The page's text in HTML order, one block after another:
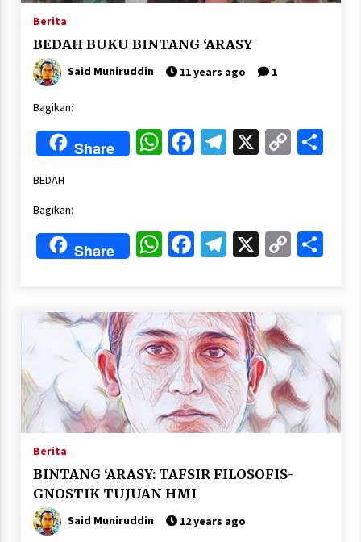
Berita
BEDAH BUKU BINTANG ‘ARASY
Said Muniruddin 11 years ago 1
Bagikan:
Share WhatsApp
Facebook
Telegram
X Copy
BEDAH
Bagikan:
Share WhatsApp
Facebook
Telegram
X Copy
Berita
BINTANG ‘ARASY: TAFSIR FILOSOFIS-
GNOSTIK TUJUAN HMI
Said Muniruddin 12 years ago